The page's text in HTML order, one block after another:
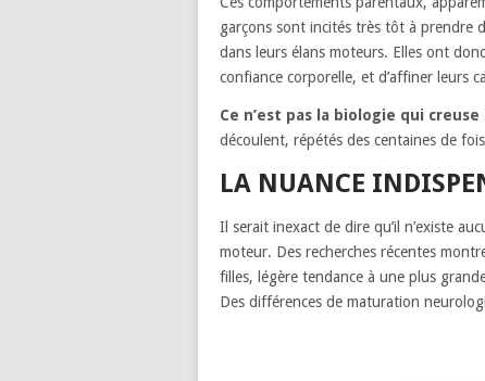
garçons sont incités très tôt à prendre
dans leurs élans moteurs. Elles ont
confiance corporelle, et d’affiner leurs
Ce n’est pas la biologie qui
découlent, répétés des centaines de
LA NUANCE
Il serait inexact de dire qu’il n’existe
moteur. Des recherches récentes
filles, légère tendance à une plus
Des différences de maturation